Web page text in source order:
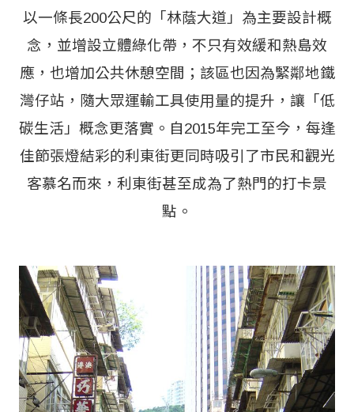
以一條長200公尺的「林蔭大道」為主要設計概
念，並增設立體綠化帶，不只有效緩和熱島效
應，也增加公共休憩空間；該區也因為緊鄰地鐵
灣仔站，隨大眾運輸工具使用量的提升，讓「低
碳生活」概念更落實。自2015年完工至今，每逢
佳節張燈結彩的利東街更同時吸引了市民和觀光
客慕名而來，利東街甚至成為了熱門的打卡景
點。